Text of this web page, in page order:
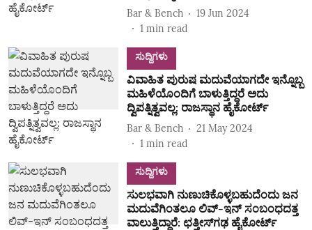
Bar & Bench
19 Jun 2024
1 min read
ಸುದ್ದಿಗಳು
ವಿವಾಹಿತ ಪುರುಷ ಮದುವೆಯಾಗದೇ ಇನ್ನೊಬ್ಬ
ಮಹಿಳೆಯೊಂದಿಗೆ ಬಾಳುತ್ತಿದ್ದರೆ ಅದು
ದ್ವಿಪತ್ನಿತ್ವವಲ್ಲ: ರಾಜಸ್ಥಾನ ಹೈಕೋರ್ಟ್
Bar & Bench
21 May 2024
1 min read
ಸುದ್ದಿಗಳು
ಸುಲಭವಾಗಿ ನುಣುಚಿಕೊಳ್ಳಬಹುದೆಂದು ಜನ
ಮದುವೆಗಿಂತಲೂ ಲಿವ್-ಇನ್ ಸಂಬಂಧದತ್ತ
ವಾಲುತ್ತಿದ್ದಾರೆ: ಛತ್ತೀಸ್‌ಗಢ ಹೈಕೋರ್ಟ್‌